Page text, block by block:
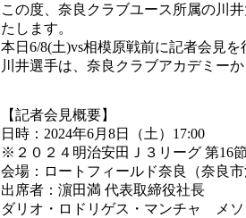
この度、奈良クラブユース所属の川
たします。
本日6/8(土)vs相模原戦前に記者会見を
川井選手は、奈良クラブアカデミー
【記者会見概要】
日時：2024年6月8日（土）17:00
※２０２４明治安田Ｊ３リーグ 第16
会場：ロートフィールド奈良（奈良
出席者：濵田満 代表取締役社長
ダリオ・ロドリゲス・マンチャ メ